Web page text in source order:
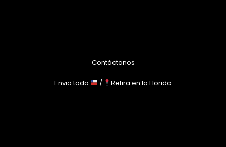
Contáctanos
Envio todo / Retira en la Florida